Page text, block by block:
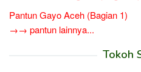
Pantun Gayo Aceh (Bagian 1)
→→ pantun lainnya...
Tokoh